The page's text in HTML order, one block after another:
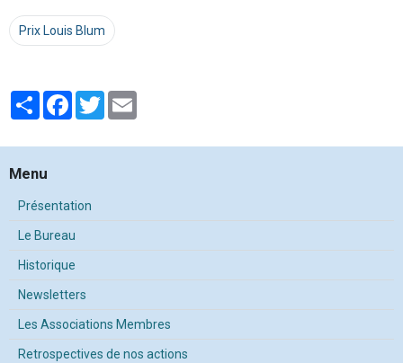
Prix Louis Blum
PartagerFacebook
Twitter
Menu
Présentation
Le Bureau
Historique
Newsletters
Les Associations Membres
Retrospectives de nos actions